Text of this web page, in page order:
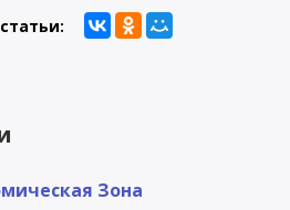
Зона